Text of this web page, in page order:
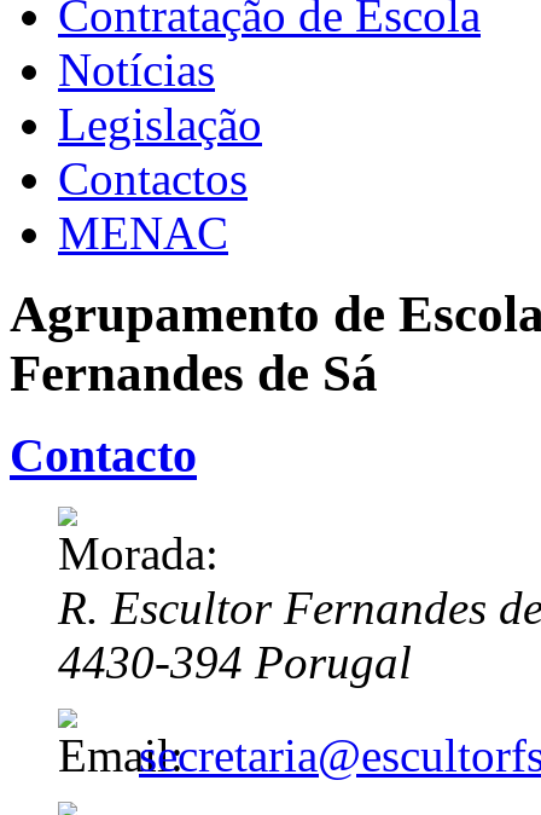
Contratação de Escola
Notícias
Legislação
Contactos
MENAC
Agrupamento de
Fernandes de Sá
Contacto
R. Escultor Fernandes
4430-394 Porugal